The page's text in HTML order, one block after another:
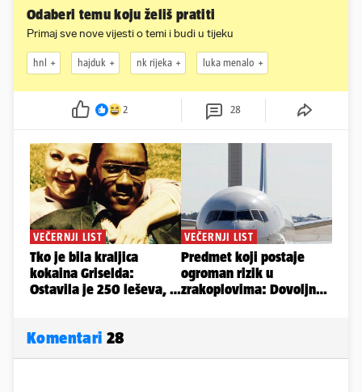
Odaberi temu koju želiš pratiti
Primaj sve nove vijesti o temi i budi u tijeku
hnl hajduk nk rijeka luka menalo
2 28
Komentari 28